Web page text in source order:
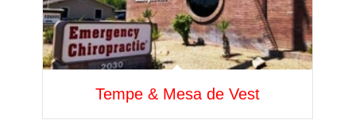
Tempe & Mesa de Vest